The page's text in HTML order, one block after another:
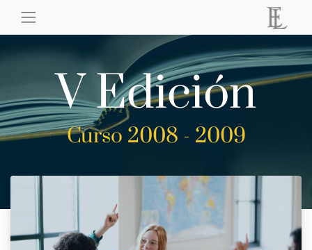
V Edición
Curso 2008 - 2009